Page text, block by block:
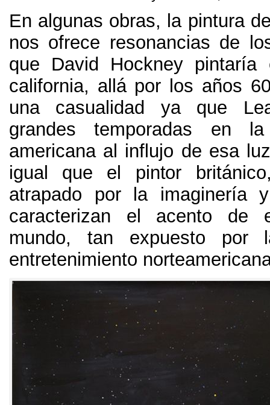
En algunas obras, la pintura
nos ofrece resonancias de
que David Hockney pintaría
california, allá por los años
una casualidad ya que
grandes temporadas en
americana al influjo de esa
igual que el pintor británico
atrapado por la imaginería
caracterizan el acento de
mundo, tan expuesto por
entretenimiento